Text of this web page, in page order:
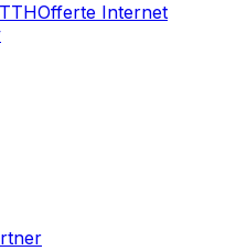
Offerte Internet